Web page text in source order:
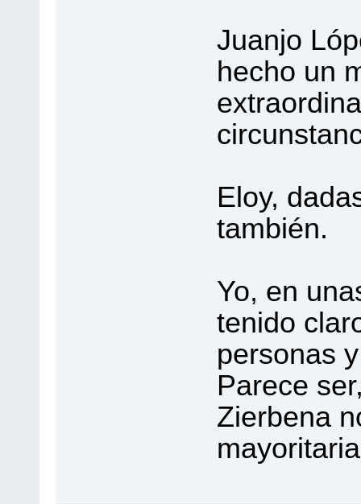
Juanjo
hecho un
Eloy,
también.
Yo, en
tenido
personas
Parece
Zierbena